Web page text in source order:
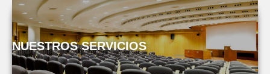
NUESTROS SERVICIOS